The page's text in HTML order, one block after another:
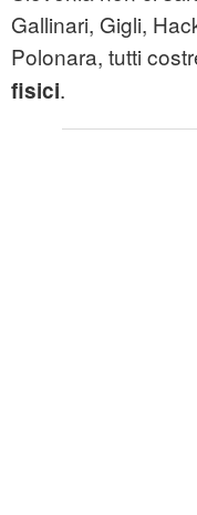
Gallinari, Gigli,
Polonara, tutti
fisici.